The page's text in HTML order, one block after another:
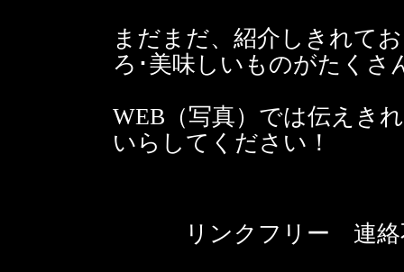
まだまだ、紹介しきれて
ろ･美味しいものがたくさ
WEB（写真）では伝えき
いらしてください！
リンクフリー 連絡